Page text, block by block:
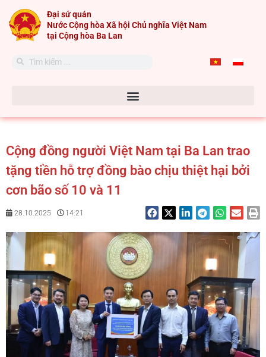
content
Đại sứ quán
Nước Cộng hòa Xã hội Chủ nghĩa Việt Nam
tại Cộng hòa Ba Lan
Search
Search
Cộng đồng người Việt Nam tại Ba Lan trao
tặng tiền hỗ trợ đồng bào chịu thiệt hại bởi
cơn bão số 10 và 11
28.10.2025 14:21